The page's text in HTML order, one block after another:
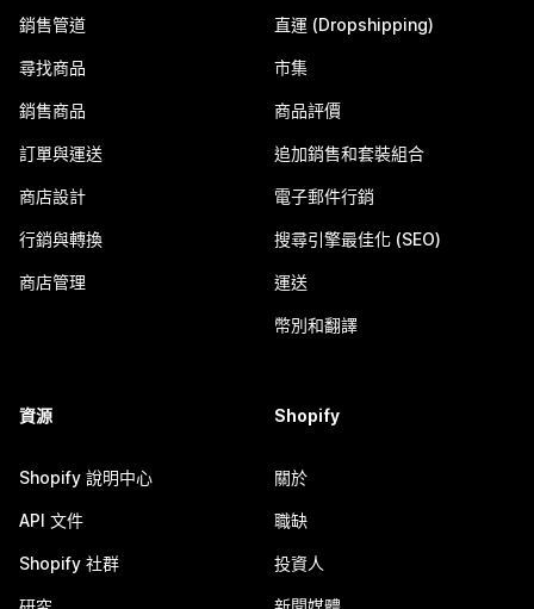
銷售管道
尋找商品
銷售商品
訂單與運送
商店設計
行銷與轉換
商店管理
直運 (Dropshipping)
市集
商品評價
追加銷售和套裝組合
電子郵件行銷
搜尋引擎最佳化 (SEO)
運送
幣別和翻譯
資源
Shopify 說明中心
API 文件
Shopify 社群
Shopify
關於
職缺
投資人